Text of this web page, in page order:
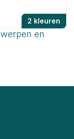
2 kleuren
en